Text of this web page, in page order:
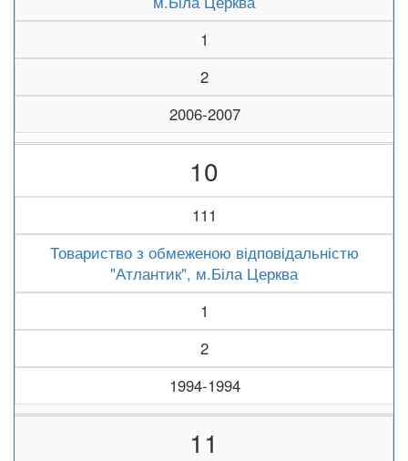
1
2
2006-2007
10
111
Товариство з обмеженою відповідальністю
"Атлантик", м.Біла Церква
1
2
1994-1994
11